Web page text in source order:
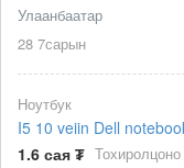
Улаанбаатар
28 7сарын
Ноутбук
I5 10 veiin Dell
1.6 сая ₮ Тохиролцоно